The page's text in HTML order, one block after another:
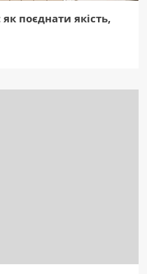
поєднати якість,